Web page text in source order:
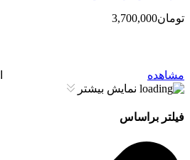
تومان3,700,000
مشاهده
نمایش بیشتر
فیلتر براساس